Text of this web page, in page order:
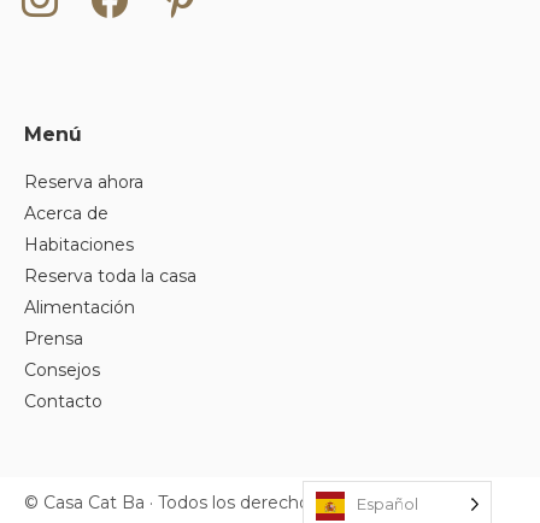
Menú
Reserva ahora
Acerca de
Habitaciones
Reserva toda la casa
Alimentación
Prensa
Consejos
Contacto
© Casa Cat Ba · Todos los derechos reservados.
Español